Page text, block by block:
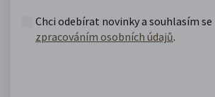
Chci odebírat novinky a souhlasím se
zpracováním osobních údajů.